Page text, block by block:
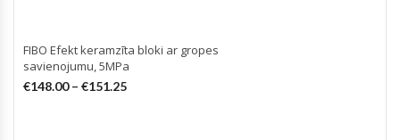
FIBO Efekt keramzīta bloki ar gropes
savienojumu, 5MPa
€148.00– €151.25